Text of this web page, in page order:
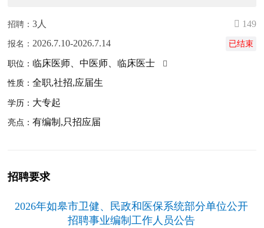
招聘：3人  149
报名：2026.7.10-2026.7.14 已结束
职位： 临床医师、中医师、临床医士 
性质：全职,社招,应届生
学历： 大专起
亮点：有编制,只招应届
招聘要求
2026年如皋市卫健、民政和医保系统部分单位公开
招聘事业编制工作人员公告